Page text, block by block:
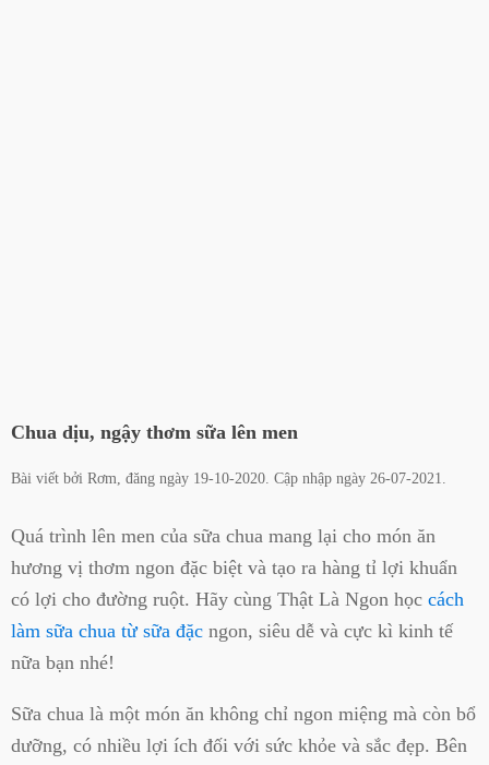
Chua dịu, ngậy thơm sữa lên men
Bài viết bởi Rơm, đăng ngày 19-10-2020. Cập nhập ngày 26-07-2021.
Quá trình lên men của sữa chua mang lại cho món ăn
hương vị thơm ngon đặc biệt và tạo ra hàng tỉ lợi khuẩn
có lợi cho đường ruột. Hãy cùng Thật Là Ngon học cách
làm sữa chua từ sữa đặc ngon, siêu dễ và cực kì kinh tế
nữa bạn nhé!
Sữa chua là một món ăn không chỉ ngon miệng mà còn bổ
dưỡng, có nhiều lợi ích đối với sức khỏe và sắc đẹp. Bên